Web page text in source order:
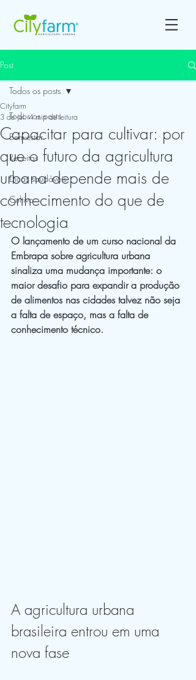
Post
Todos os posts
Bem-estar
Receitas
Dicas saudáveis
Cultivo
Todos os posts
Capacitar para cultivar: por
que o futuro da agricultura
urbana depende mais de
conhecimento do que de
tecnologia
Cityfarm
3 de jul. 4 min de leitura
O lançamento de um curso nacional da
Embrapa sobre agricultura urbana
sinaliza uma mudança importante: o
maior desafio para expandir a produção
de alimentos nas cidades talvez não seja
a falta de espaço, mas a falta de
conhecimento técnico.
A agricultura urbana
brasileira entrou em uma
nova fase